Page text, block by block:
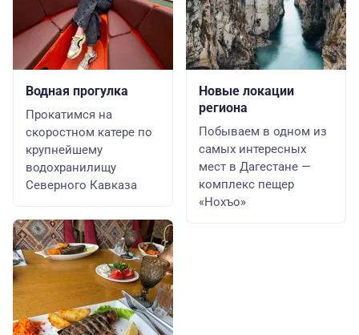
Водная прогулка
Прокатимся на
скоростном катере по
крупнейшему
водохранилищу
Северного Кавказа
Новые локации
региона
Побываем в одном из
самых интересных
мест в Дагестане —
комплекс пещер
«Нохъо»